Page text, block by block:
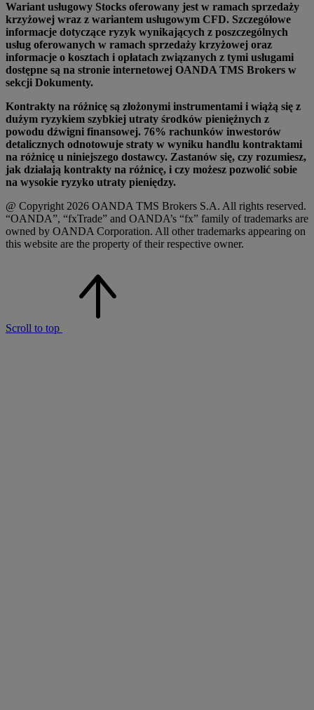
Wariant usługowy Stocks oferowany jest w ramach sprzedaży
krzyżowej wraz z wariantem usługowym CFD. Szczegółowe
informacje dotyczące ryzyk wynikających z poszczególnych
usług oferowanych w ramach sprzedaży krzyżowej oraz
informacje o kosztach i opłatach związanych z tymi usługami
dostępne są na stronie internetowej OANDA TMS Brokers w
sekcji Dokumenty.
Kontrakty na różnicę są złożonymi instrumentami i wiążą się z
dużym ryzykiem szybkiej utraty środków pieniężnych z
powodu dźwigni finansowej. 76% rachunków inwestorów
detalicznych odnotowuje straty w wyniku handlu kontraktami
na różnicę u niniejszego dostawcy. Zastanów się, czy rozumiesz,
jak działają kontrakty na różnicę, i czy możesz pozwolić sobie
na wysokie ryzyko utraty pieniędzy.
@ Copyright 2026 OANDA TMS Brokers S.A. All rights reserved.
“OANDA”, “fxTrade” and OANDA’s “fx” family of trademarks are
owned by OANDA Corporation. All other trademarks appearing on
this website are the property of their respective owner.
Scroll to top